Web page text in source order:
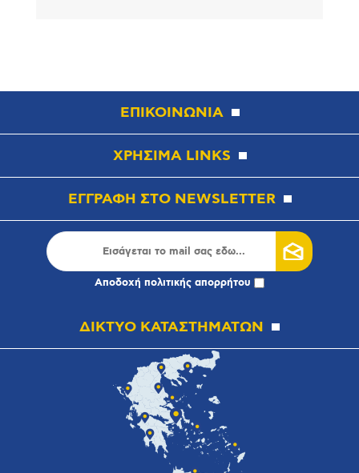
ΕΠΙΚΟΙΝΩΝΙΑ
ΧΡΗΣΙΜΑ LINKS
ΕΓΓΡΑΦΗ ΣΤΟ NEWSLETTER
Αποδοχή πολιτικής απορρήτου
ΔΙΚΤΥΟ ΚΑΤΑΣΤΗΜΑΤΩΝ